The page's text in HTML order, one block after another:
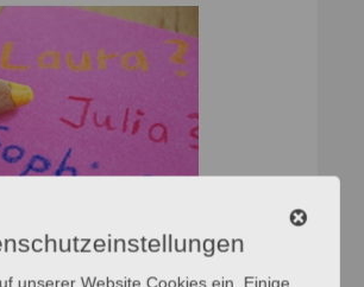
unserer Website Cookies ein. Einige